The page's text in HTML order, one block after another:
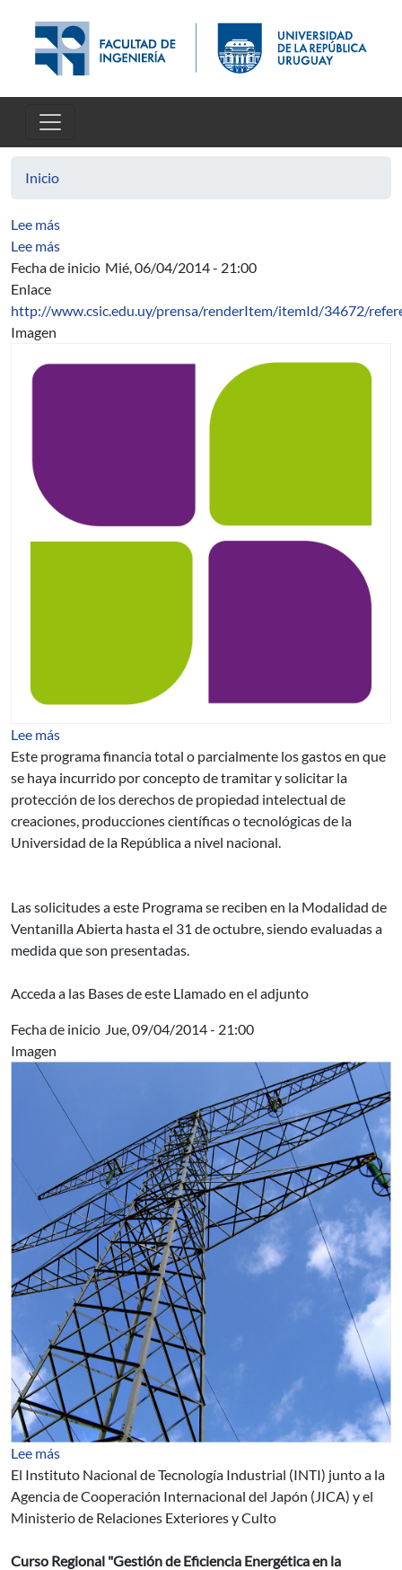
Inicio
Lee mássobre Increasing Android Security using a Lightweight
Lee mássobre Vulnerability Assessment in Autonomic
Fecha de inicio Mié, 06/04/2014 - 21:00
Enlace
http://www.csic.edu.uy/prensa/renderItem/itemId/34672/
Imagen
Lee mássobre Colaboración Financiera para Solicitud y
Este programa financia total o parcialmente los gastos en que
se haya incurrido por concepto de tramitar y solicitar la
protección de los derechos de propiedad intelectual de
creaciones, producciones científicas o tecnológicas de la
Universidad de la República a nivel nacional.
Las solicitudes a este Programa se reciben en la Modalidad de
Ventanilla Abierta hasta el 31 de octubre, siendo evaluadas a
medida que son presentadas.
Acceda a las Bases de este Llamado en el adjunto
Fecha de inicio Jue, 09/04/2014 - 21:00
Imagen
Lee más
El Instituto Nacional de Tecnología Industrial (INTI) junto a la
Agencia de Cooperación Internacional del Japón (JICA) y el
Ministerio de Relaciones Exteriores y Culto
Curso Regional "Gestión de Eficiencia Energética en la